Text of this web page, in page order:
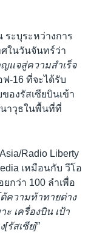
ะบุระหว่างการ
ในวันจันทร์ว่า
แจสู่ความสำเร็จ
-16 ที่จะได้รับ
องรัสเซียบินเข้า
าวุธในพื้นที่ที่
Radio Liberty
เหมือนกับ วีโอ
กว่า 100 ลำเพื่อ
ต้ความท้าทายต่าง
ะ เครื่องบิน เป้า
สเซีย]”